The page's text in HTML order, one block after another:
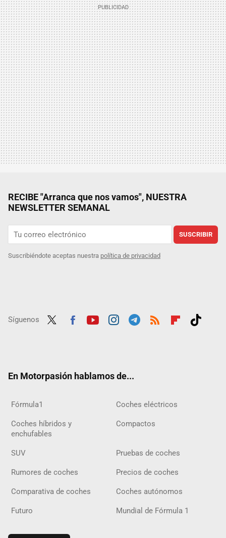
RECIBE "Arranca que nos vamos", NUESTRA
NEWSLETTER SEMANAL
SUSCRIBIR
Suscribiéndote aceptas nuestra política de privacidad
Síguenos
En Motorpasión hablamos de...
Fórmula1 Coches eléctricos
Coches híbridos y
enchufables
Compactos
SUV Pruebas de coches
Rumores de coches Precios de coches
Comparativa de coches Coches autónomos
Futuro Mundial de Fórmula 1